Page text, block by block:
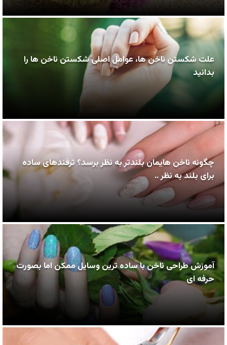
علت شکستن ناخن ها، عوامل اصلی شکستن ناخن ها را
بدانید
چگونه ناخن هایمان بلندتر به نظر برسد؟ ترفندهای ساده
برای بلند به نظر ..
آموزش طراحی ناخن با ساده ترین وسایل ممکن اما بصورت
حرفه ای